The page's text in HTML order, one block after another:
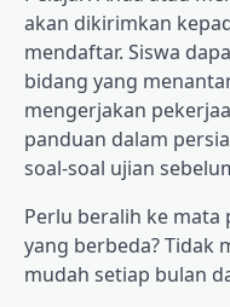
akan dikirimkan
mendaftar. Siswa
bidang yang
mengerjakan
panduan dalam
soal-soal ujian
Perlu beralih ke
yang berbeda? Tidak
mudah setiap bulan